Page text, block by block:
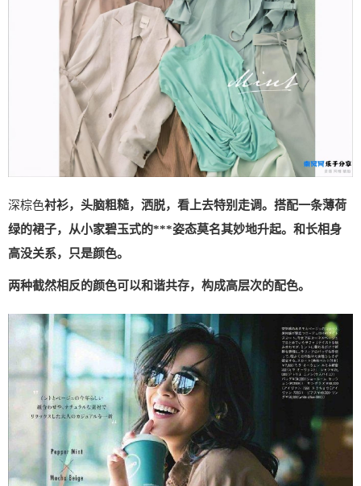
深棕色衬衫，头脑粗糙，洒脱，看上去特别走调。搭配一条薄荷
绿的裙子，从小家碧玉式的***姿态莫名其妙地升起。和长相身
高没关系，只是颜色。
两种截然相反的颜色可以和谐共存，构成高层次的配色。